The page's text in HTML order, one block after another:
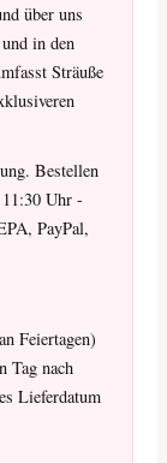
über uns
in den
Sträuße
Bestellen
Uhr -
PayPal,
Feiertagen)
Tag nach
Lieferdatum